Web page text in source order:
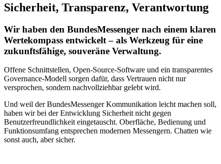
Sicherheit, Transparenz, Verantwortung
Wir haben den BundesMessenger nach einem klaren
Wertekompass entwickelt – als Werkzeug für eine
zukunftsfähige, souveräne Verwaltung.
Offene Schnittstellen, Open-Source-Software und ein transparentes
Governance-Modell sorgen dafür, dass Vertrauen nicht nur
versprochen, sondern nachvollziehbar gelebt wird.
Und weil der BundesMessenger Kommunikation leicht machen soll,
haben wir bei der Entwicklung Sicherheit nicht gegen
Benutzerfreundlichkeit eingetauscht. Oberfläche, Bedienung und
Funktionsumfang entsprechen modernen Messengern. Chatten wie
sonst auch, aber sicher.